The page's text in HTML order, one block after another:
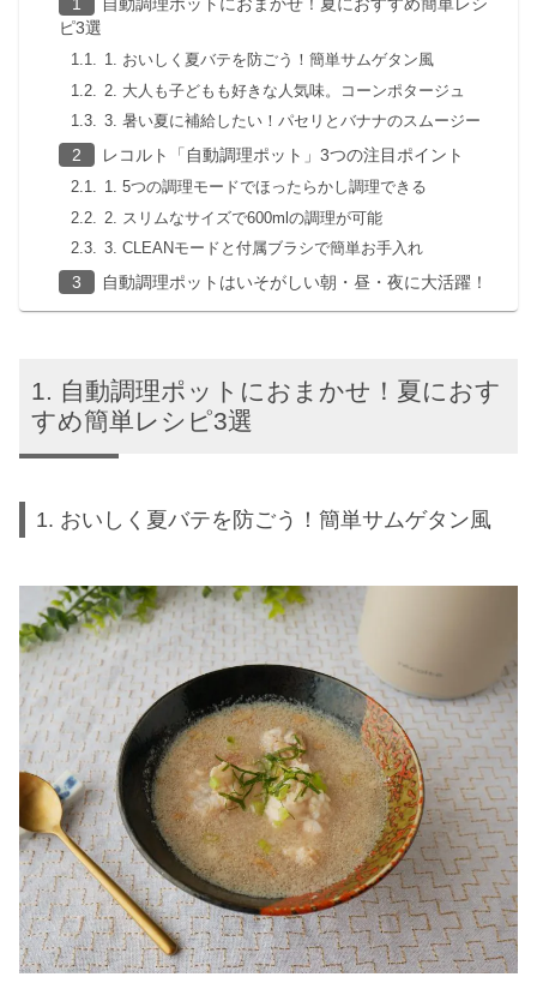
ピ3選
1. おいしく夏バテを防ごう！簡単サムゲタン風
2. 大人も子どもも好きな人気味。コーンポタージュ
3. 暑い夏に補給したい！パセリとバナナのスムージー
レコルト「自動調理ポット」3つの注目ポイント
1. 5つの調理モードでほったらかし調理できる
2. スリムなサイズで600mlの調理が可能
3. CLEANモードと付属ブラシで簡単お手入れ
自動調理ポットはいそがしい朝・昼・夜に大活躍！
自動調理ポットにおまかせ！夏におす
すめ簡単レシピ3選
1. おいしく夏バテを防ごう！簡単サムゲタン風